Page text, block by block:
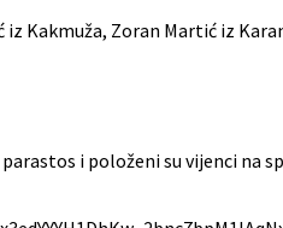
Kakmuža, Zoran Martić iz
i položeni su vijenci